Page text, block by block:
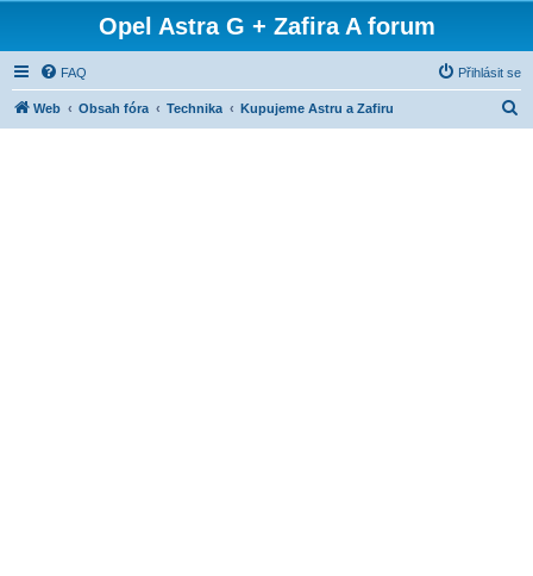
Opel Astra G + Zafira A forum
FAQ Přihlásit se
Web Obsah fóra Technika Kupujeme Astru a Zafiru